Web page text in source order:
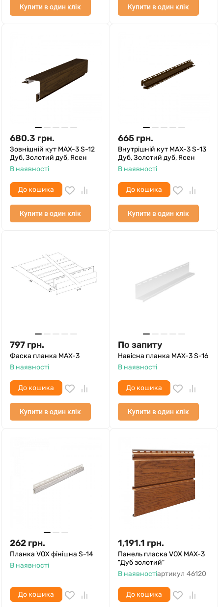
Купити в один клік Купити в один клік
680.3 грн.
Зовнішній кут MAX-3 S-12
Дуб, Золотий дуб, Ясен
В наявності
До кошика
Купити в один клік
665 грн.
Внутрішній кут MAX-3 S-13
Дуб, Золотий дуб, Ясен
В наявності
До кошика
Купити в один клік
797 грн.
Фаска планка MAX-3
В наявності
До кошика
Купити в один клік
По запиту
Навісна планка MAX-3 S-16
В наявності
До кошика
Купити в один клік
262 грн.
Планка VOX фінішна S-14
В наявності
До кошика
1,191.1 грн.
Панель пласка VOX MAX-3
"Дуб золотий"
В наявностіартикул 46120
До кошика